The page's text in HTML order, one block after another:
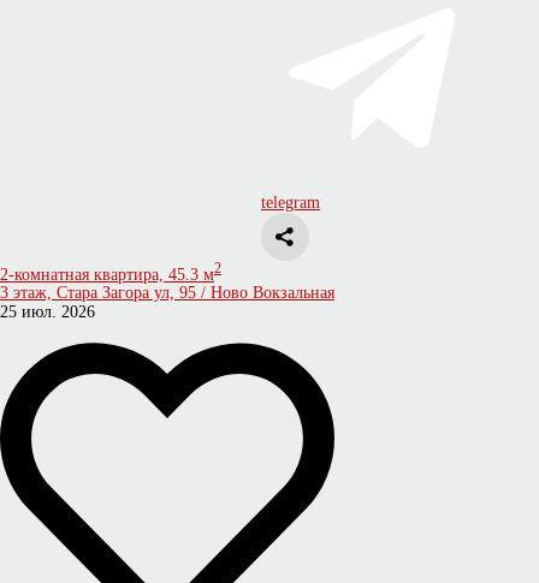
telegram
2-комнатная квартира, 45.3 м2
3 этаж, Стара Загора ул, 95 / Ново Вокзальная
25 июл. 2026